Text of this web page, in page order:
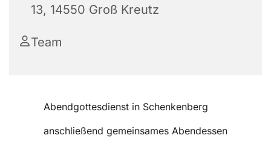
13, 14550 Groß Kreutz
Team
Abendgottesdienst in Schenkenberg
anschließend gemeinsames Abendessen